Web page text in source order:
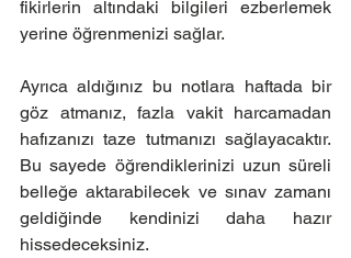
fikirlerin altındaki bilgileri ezberlemek
yerine öğrenmenizi sağlar.
Ayrıca aldığınız bu notlara haftada bir
göz atmanız, fazla vakit harcamadan
hafızanızı taze tutmanızı sağlayacaktır.
Bu sayede öğrendiklerinizi uzun süreli
belleğe aktarabilecek ve sınav zamanı
geldiğinde kendinizi daha hazır
hissedeceksiniz.